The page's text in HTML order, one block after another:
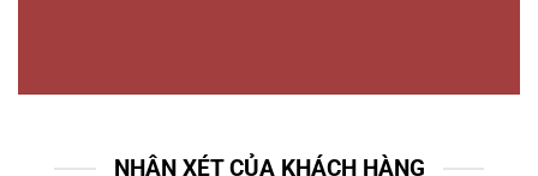
NHẬN XÉT CỦA KHÁCH HÀNG